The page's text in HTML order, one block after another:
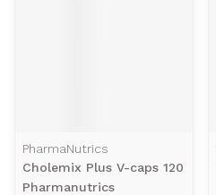
PharmaNutrics
Cholemix Plus V-caps 120
Pharmanutrics